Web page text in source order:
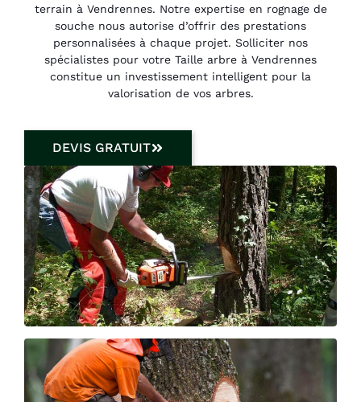
terrain à Vendrennes. Notre expertise en rognage de
souche nous autorise d’offrir des prestations
personnalisées à chaque projet. Solliciter nos
spécialistes pour votre Taille arbre à Vendrennes
constitue un investissement intelligent pour la
valorisation de vos arbres.
DEVIS GRATUIT